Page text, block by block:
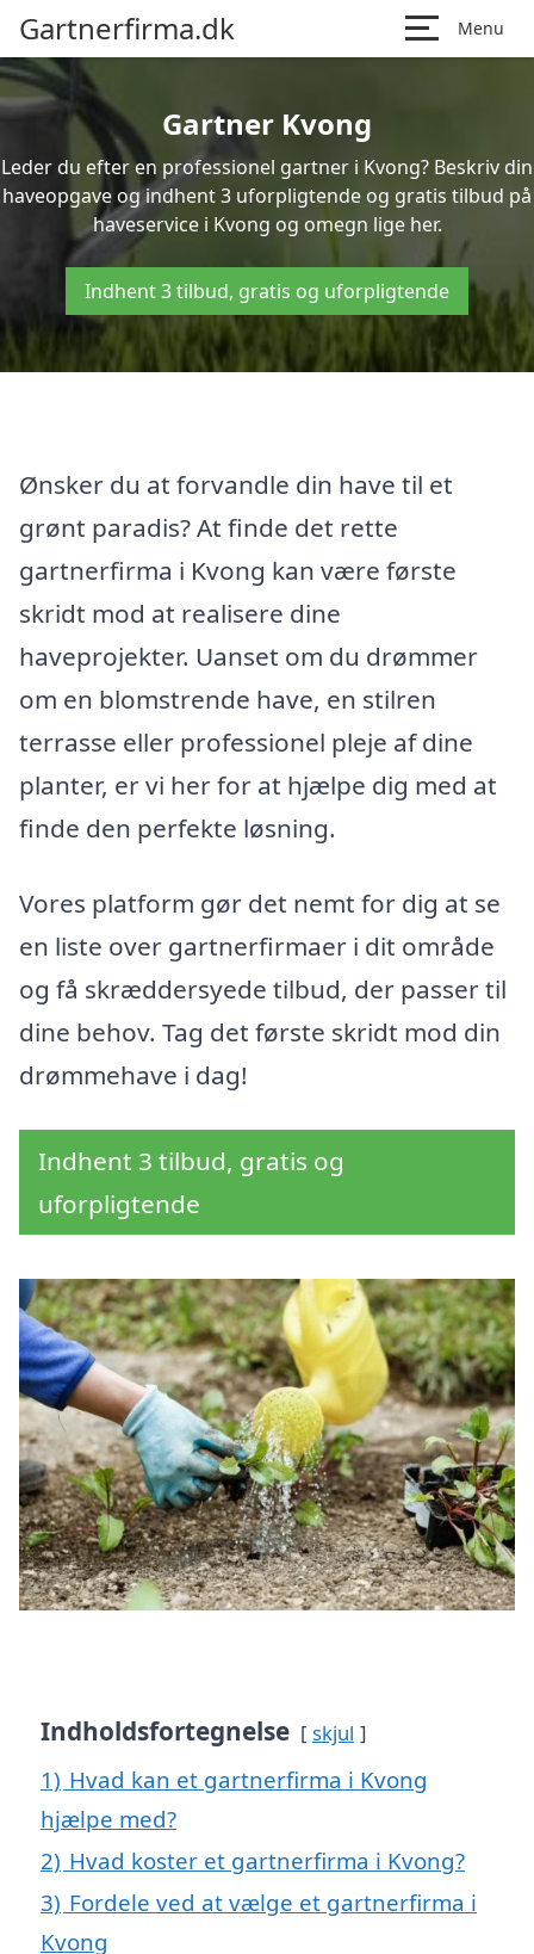
Gartnerfirma.dk Menu
Gartner Kvong
Leder du efter en professionel gartner i Kvong? Beskriv din
haveopgave og indhent 3 uforpligtende og gratis tilbud på
haveservice i Kvong og omegn lige her.
Indhent 3 tilbud, gratis og uforpligtende
Ønsker du at forvandle din have til et
grønt paradis? At finde det rette
gartnerfirma i Kvong kan være første
skridt mod at realisere dine
haveprojekter. Uanset om du drømmer
om en blomstrende have, en stilren
terrasse eller professionel pleje af dine
planter, er vi her for at hjælpe dig med at
finde den perfekte løsning.
Vores platform gør det nemt for dig at se
en liste over gartnerfirmaer i dit område
og få skræddersyede tilbud, der passer til
dine behov. Tag det første skridt mod din
drømmehave i dag!
Indhent 3 tilbud, gratis og
uforpligtende
Indholdsfortegnelse skjul
1) Hvad kan et gartnerfirma i Kvong
hjælpe med?
2) Hvad koster et gartnerfirma i Kvong?
3) Fordele ved at vælge et gartnerfirma i
Kvong